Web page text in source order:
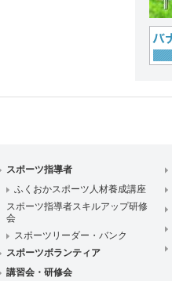
スポーツ指導者
ふくおかスポーツ人材養成講座
スポーツ指導者スキルアップ研修
会
スポーツリーダー・バンク
スポーツボランティア
講習会・研修会